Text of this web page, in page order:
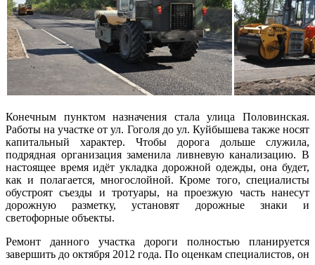
Конечным пунктом назначения стала улица Половинская.
Работы на участке от ул. Гоголя до ул. Куйбышева также носят
капитальный характер. Чтобы дорога дольше служила,
подрядная организация заменила ливневую канализацию. В
настоящее время идёт укладка дорожной одежды, она будет,
как и полагается, многослойной. Кроме того, специалисты
обустроят съезды и тротуары, на проезжую часть нанесут
дорожную разметку, установят дорожные знаки и
светофорные объекты.
Ремонт данного участка дороги полностью планируется
завершить до октября 2012 года. По оценкам специалистов, он